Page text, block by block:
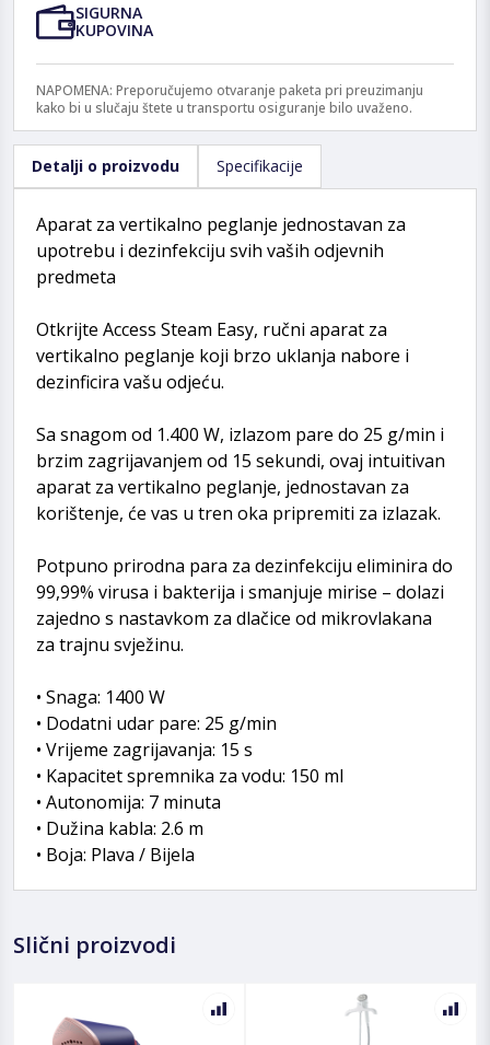
SIGURNA
KUPOVINA
NAPOMENA: Preporučujemo otvaranje paketa pri preuzimanju
kako bi u slučaju štete u transportu osiguranje bilo uvaženo.
Detalji o proizvodu Specifikacije
Aparat za vertikalno peglanje jednostavan za
upotrebu i dezinfekciju svih vaših odjevnih
predmeta
Otkrijte Access Steam Easy, ručni aparat za
vertikalno peglanje koji brzo uklanja nabore i
dezinficira vašu odjeću.
Sa snagom od 1.400 W, izlazom pare do 25 g/min i
brzim zagrijavanjem od 15 sekundi, ovaj intuitivan
aparat za vertikalno peglanje, jednostavan za
korištenje, će vas u tren oka pripremiti za izlazak.
Potpuno prirodna para za dezinfekciju eliminira do
99,99% virusa i bakterija i smanjuje mirise – dolazi
zajedno s nastavkom za dlačice od mikrovlakana
za trajnu svježinu.
• Snaga: 1400 W
• Dodatni udar pare: 25 g/min
• Vrijeme zagrijavanja: 15 s
• Kapacitet spremnika za vodu: 150 ml
• Autonomija: 7 minuta
• Dužina kabla: 2.6 m
• Boja: Plava / Bijela
Slični proizvodi